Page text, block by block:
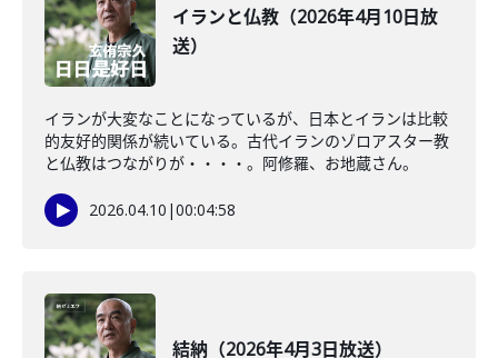
イランと仏教（2026年4月10日放
送）
イランが大変なことになっているが、日本とイランは比較
的友好的関係が続いている。古代イランのゾロアスター教
と仏教はつながりが・・・・。阿修羅、お地蔵さん。
2026.04.10 |00:04:58
結納（2026年4月3日放送）